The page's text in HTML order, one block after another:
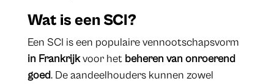
Wat is een SCI?
Een SCI is een populaire vennootschapsvorm
in Frankrijkvoor het beheren van onroerend
goed. De aandeelhouders kunnen zowel